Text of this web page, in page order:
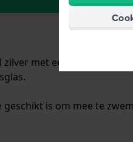
met een diameter
is om mee te